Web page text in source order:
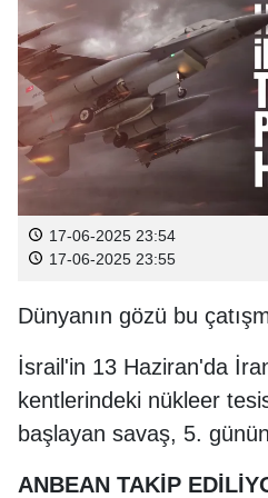
17-06-2025 23:54
17-06-2025 23:55
Dünyanın gözü bu
İsrail'in 13 Haziran'da
kentlerindeki nükleer
başlayan savaş, 5.
ANBEAN TAKİP